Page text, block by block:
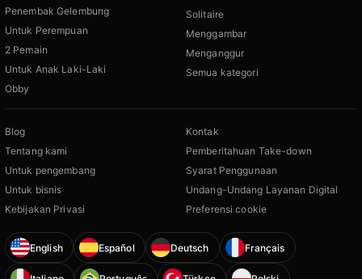
Penembak Gelembung
Untuk Perempuan
2 Pemain
Untuk Anak Laki-Laki
Obby
Solitaire
Menggambar
Menganggur
Semua kategori
Blog
Tentang kami
Untuk pengembang
Untuk bisnis
Kebijakan Privasi
Kontak
Pemberitahuan Take-down
Syarat Penggunaan
Undang-Undang Layanan Digital
Preferensi cookie
English Español Deutsch Français